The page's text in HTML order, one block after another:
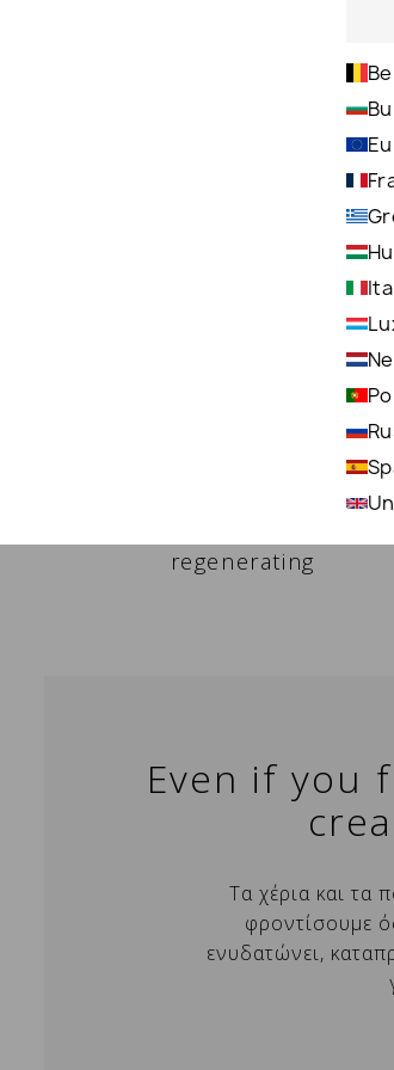
ΚΥΡΙΑ
A great moisturizer,
regenerating
Even if you
Τα χέρια και τα
φροντίσουμε
ενυδατώνει,